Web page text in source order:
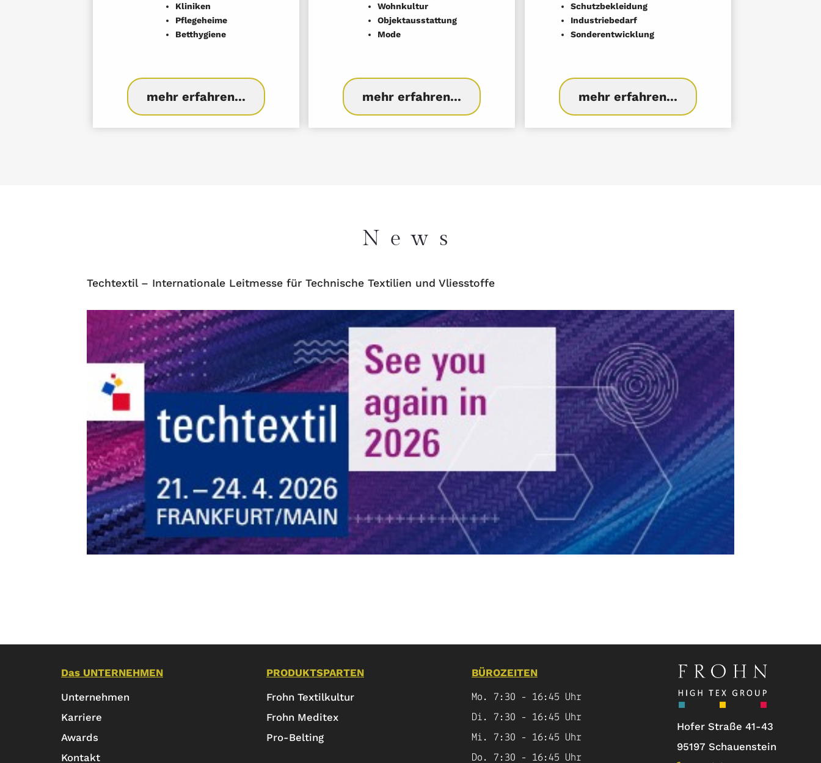
Kliniken
Pflegeheime
Betthygiene
mehr erfahren...
Wohnkultur
Objektausstattung
Mode
mehr erfahren...
Schutzbekleidung
Industriebedarf
Sonderentwicklung
mehr erfahren...
News
Techtextil – Internationale Leitmesse für Technische Textilien und Vliesstoffe
Das UNTERNEHMEN
Unternehmen
Karriere
Awards
Kontakt
PRODUKTSPARTEN
Frohn Textilkultur
Frohn Meditex
Pro-Belting
BÜROZEITEN
Mo . 7 : 30 - 16:45 Uhr
Di . 7 : 30 - 16:45 Uhr
Mi . 7 : 30 - 16:45 Uhr
Do . 7 : 30 - 16:45 Uhr
Hofer Straße 41-43
95197 Schauenstein